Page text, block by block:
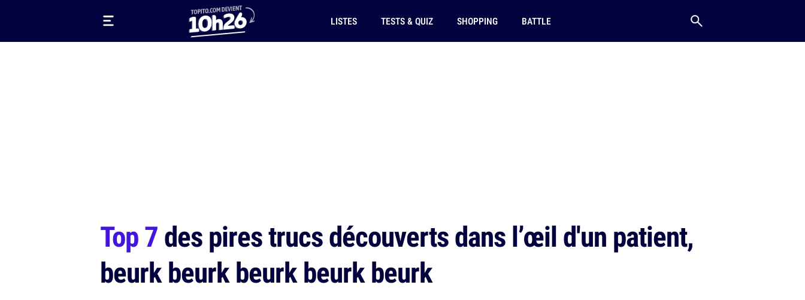
LISTES TESTS & QUIZ SHOPPING BATTLE
Top 7des pires trucs découverts dans l’œil d'un patient,
beurk beurk beurk beurk beurk